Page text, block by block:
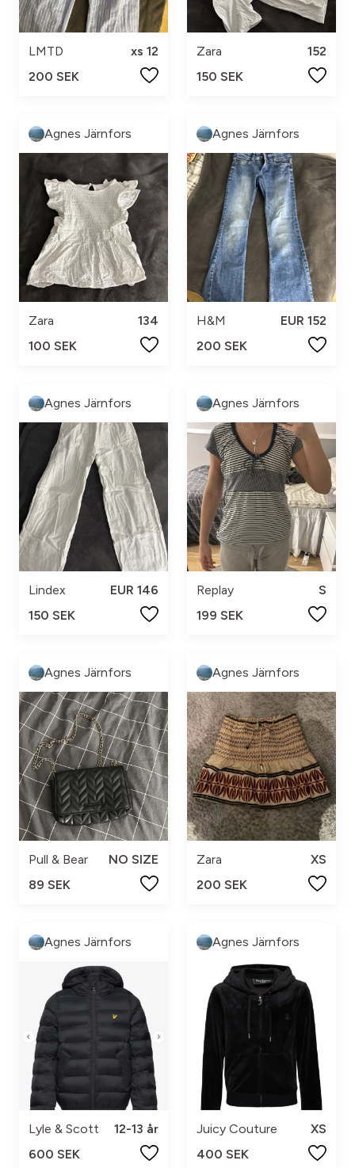
LMTD
xs 12
200 SEK
Zara
152
150 SEK
Agnes Järnfors
Zara
134
100 SEK
Agnes Järnfors
H&M
EUR 152
200 SEK
Agnes Järnfors
Lindex
EUR 146
150 SEK
Agnes Järnfors
Replay
S
199 SEK
Agnes Järnfors
Pull & Bear
NO SIZE
89 SEK
Agnes Järnfors
Zara
XS
200 SEK
Agnes Järnfors
Lyle & Scott
12-13 år
600 SEK
Agnes Järnfors
Juicy Couture
XS
400 SEK